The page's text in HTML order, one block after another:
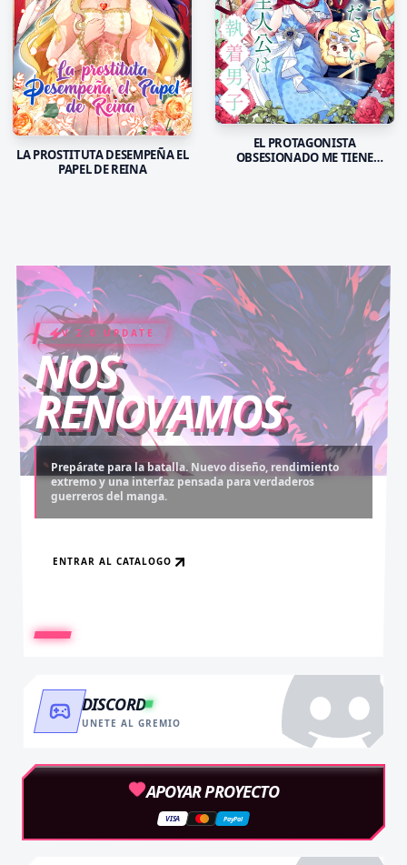
LA PROSTITUTA DESEMPEÑA EL
PAPEL DE REINA
EL PROTAGONISTA
OBSESIONADO ME TIENE
V 2.0 UPDATE
NOS
RENOVAMOS
Prepárate para la batalla. Nuevo diseño, rendimiento
extremo y una interfaz pensada para verdaderos
guerreros del manga.
ENTRAR AL CATALOGO
COIN RUSH
Desbloquea capítulos legendarios. Recarga tus monedas
y accede al contenido más exclusivo sin límites.
RECARGAR AHORA
ELITE PASS
Asciende al rango máximo. Experiencia sin anuncios,
descargas infinitas y acceso anticipado.
VER BENEFICIOS
DISCORD
UNETE AL GREMIO
APOYAR PROYECTO
VISA PayPal